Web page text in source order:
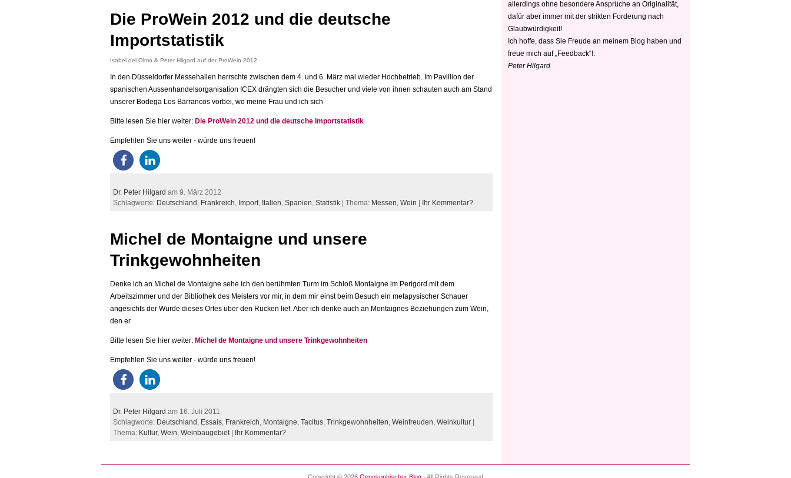
Die ProWein 2012 und die deutsche
Importstatistik
Isabel del Olmo & Peter Hilgard auf der ProWein 2012
In den Düsseldorfer Messehallen herrschte zwischen dem 4. und 6. März mal wieder Hochbetrieb. Im Pavillion der
spanischen Aussenhandelsorganisation ICEX drängten sich die Besucher und viele von ihnen schauten auch am Stand
unserer Bodega Los Barrancos vorbei, wo meine Frau und ich sich
Bitte lesen Sie hier weiter: Die ProWein 2012 und die deutsche Importstatistik
Empfehlen Sie uns weiter - würde uns freuen!
Dr. Peter Hilgard am 9. März 2012
Schlagworte: Deutschland , Frankreich, Import, Italien, Spanien, Statistik | Thema: Messen, Wein Ihr Kommentar?
Michel de Montaigne und unsere
Trinkgewohnheiten
Denke ich an Michel de Montaigne sehe ich den berühmten Turm im Schloß Montaigne im Perigord mit dem
Arbeitszimmer und der Bibliothek des Meisters vor mir, in dem mir einst beim Besuch ein metapysischer Schauer
angesichts der Würde dieses Ortes über den Rücken lief. Aber ich denke auch an Montaignes Beziehungen zum Wein,
den er
Bitte lesen Sie hier weiter: Michel de Montaigne und unsere Trinkgewohnheiten
Empfehlen Sie uns weiter - würde uns freuen!
Dr. Peter Hilgard am 16. Juli 2011
Schlagworte: Deutschland , Essais, Frankreich, Montaigne, Tacitus, Trinkgewohnheiten, Weinfreuden, Weinkultur
Thema: Kultur, Wein, Weinbaugebiet| Ihr Kommentar?
allerdings ohne besondere Ansprüche an Originalität,
dafür aber immer mit der strikten Forderung nach
Glaubwürdigkeit!
Ich hoffe, dass Sie Freude an meinem Blog haben und
freue mich auf „Feedback“!.
Peter Hilgard